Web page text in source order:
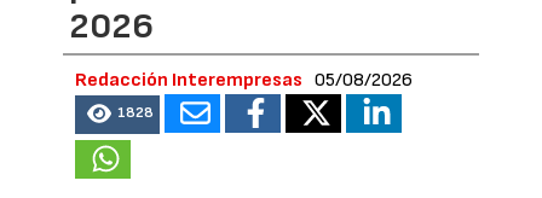
2026
Redacción Interempresas 05/08/2026
1828